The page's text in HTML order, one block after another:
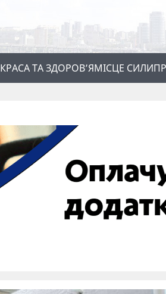
КРАСА ТА ЗДОРОВ’ЯМІСЦЕ СИЛИ